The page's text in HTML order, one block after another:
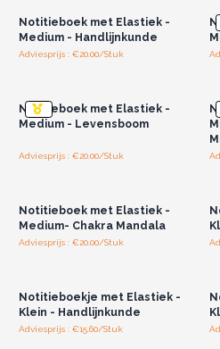
Notitieboek met Elastiek -
Medium - Handlijnkunde
Adviesprijs : €20.00/Stuk
Notitieboek met Elastiek -
Medium - Levensboom
Adviesprijs : €20.00/Stuk
Notitieboek met Elastiek -
Medium- Chakra Mandala
Adviesprijs : €20.00/Stuk
Notitieboekje met Elastiek -
Klein - Handlijnkunde
Adviesprijs : €15.60/Stuk